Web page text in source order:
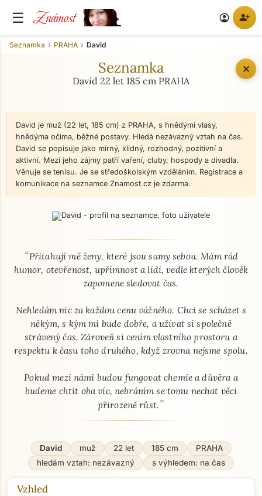
☰ Známost account_circle person_add
✕
Seznamka PRAHA David
Seznamka
David 22 let 185 cm PRAHA
David je muž (22 let, 185 cm) z PRAHA, s hnědými vlasy,
hnědýma očima, běžné postavy. Hledá nezávazný vztah na čas.
David se popisuje jako mírný, klidný, rozhodný, pozitivní a
aktivní. Mezi jeho zájmy patří vaření, cluby, hospody a divadla.
Věnuje se tenisu. Je se středoškolským vzděláním. Registrace a
komunikace na seznamce Znamost.cz je zdarma.
O mně - seznamka profil
“Přitahují mě ženy, které jsou samy sebou. Mám rád
humor, otevřenost, upřímnost a lidi, vedle kterých člověk
zapomene sledovat čas.
Nehledám nic za každou cenu vážného. Chci se scházet s
někým, s kým mi bude dobře, a užívat si společně
strávený čas. Zároveň si cením vlastního prostoru a
respektu k času toho druhého, když zrovna nejsme spolu.
Pokud mezi námi budou fungovat chemie a důvěra a
budeme chtít oba víc, nebráním se tomu nechat věci
přirozeně růst.”
David muž 22 let 185 cm
PRAHA
hledám vztah: nezávazný
s výhledem: na čas
Vzhled